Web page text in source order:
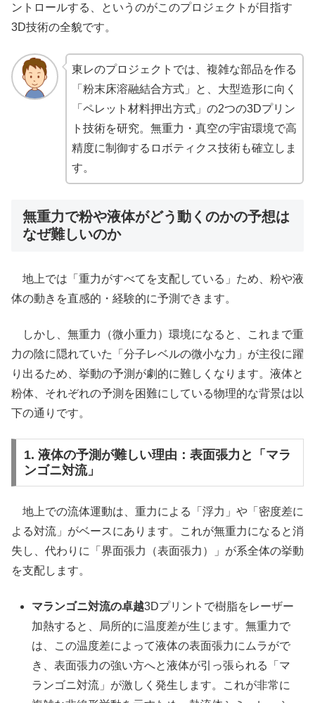
ントロールする、というのがこのプロジェクトが目指す
3D技術の全貌です。
東レのプロジェクトでは、複雑な部品を作る
「粉末床溶融結合方式」と、大型造形に向く
「ペレット材料押出方式」の2つの3Dプリン
ト技術を研究。無重力・真空の宇宙環境で高
精度に制御するロボティクス技術も確立しま
す。
無重力で粉や液体がどう動くのかの予想は
なぜ難しいのか
地上では「重力がすべてを支配している」ため、粉や液
体の動きを直感的・経験的に予測できます。
しかし、無重力（微小重力）環境になると、これまで重
力の陰に隠れていた「分子レベルの微小な力」が主役に躍
り出るため、挙動の予測が劇的に難しくなります。液体と
粉体、それぞれの予測を困難にしている物理的な背景は以
下の通りです。
1. 液体の予測が難しい理由：表面張力と「マラ
ンゴニ対流」
地上での流体運動は、重力による「浮力」や「密度差に
よる対流」がベースにあります。これが無重力になると消
失し、代わりに「界面張力（表面張力）」が系全体の挙動
を支配します。
マランゴニ対流の卓越3Dプリントで樹脂をレーザー
加熱すると、局所的に温度差が生じます。無重力で
は、この温度差によって液体の表面張力にムラがで
き、表面張力の強い方へと液体が引っ張られる「マ
ランゴニ対流」が激しく発生します。これが非常に